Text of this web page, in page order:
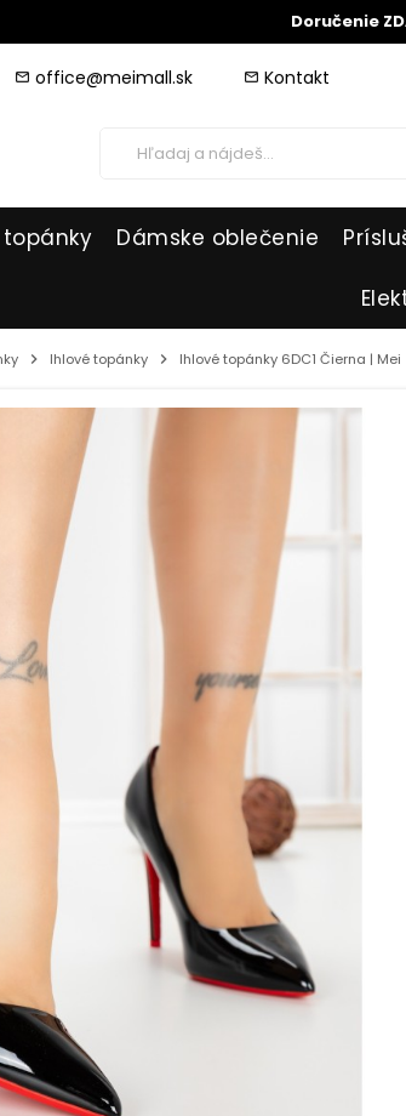
Doručenie
mail_outline office@meimall.sk mail_outline Kontakt
Dámske oblečenie
chevron_right Ihlové topánky chevron_right Ihlové topánky 6DC1 Čierna | Mei